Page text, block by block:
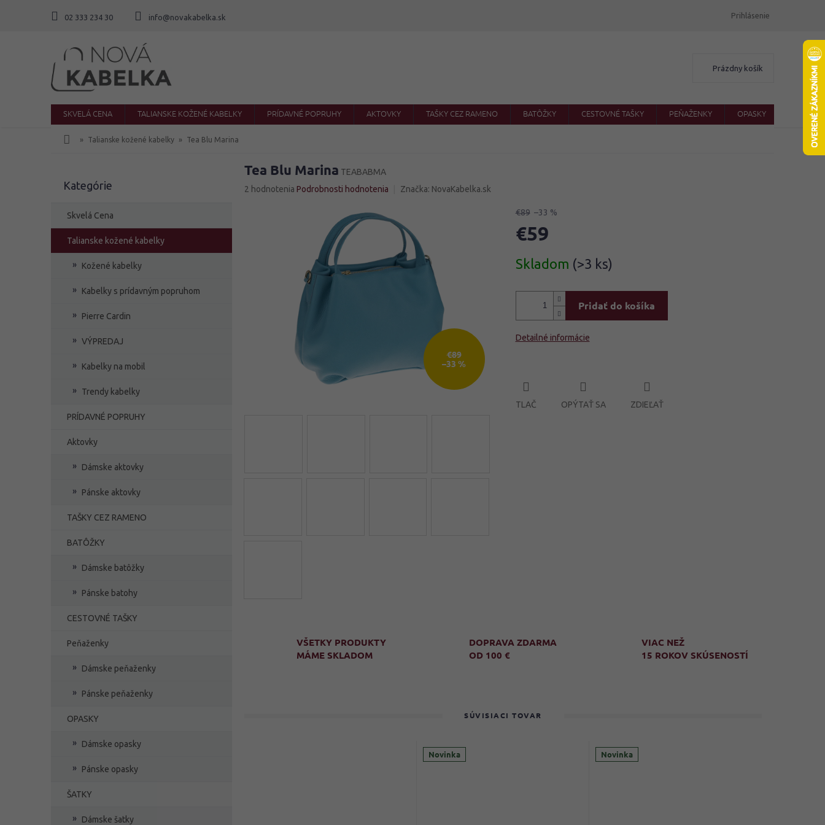
02 333 234 30 info@novakabelka.sk Prihlásenie
Nákupný
Prázdny košík
SKVELÁ CENA TALIANSKE KOŽENÉ KABELKY PRÍDAVNÉ POPRUHY AKTOVKY TAŠKY CEZ RAMENO BATÔŽKY CESTOVNÉ TAŠKY PEŇAŽENKY OPASKY ŠATKY
DomovTalianske kožené kabelky Tea Blu Marina
ý
a
Preskočiť
Kategórie
Skvelá Cena
Talianske kožené kabelky
Kožené kabelky
Kabelky s prídavným popruhom
Pierre Cardin
VÝPREDAJ
Kabelky na mobil
Trendy kabelky
PRÍDAVNÉ POPRUHY
Aktovky
Dámske aktovky
Pánske aktovky
TAŠKY CEZ RAMENO
BATÔŽKY
Dámske batôžky
Pánske batohy
CESTOVNÉ TAŠKY
Peňaženky
Dámske peňaženky
Pánske peňaženky
OPASKY
Dámske opasky
Pánske opasky
ŠATKY
Dámske šatky
Tea Blu Marina TEABABMA
Priemerné
2 hodnotenia Podrobnosti hodnotenia Značka: NovaKabelka.sk
€89
–33 %
€89 –33 %
€59
cena:
Skladom (>3 ks)
Pridať do košíka
Detailné informácie
TLAČ OPÝTAŤ SA ZDIEĽAŤ
VŠETKY PRODUKTY
MÁME SKLADOM
DOPRAVA ZDARMA
OD 100 €
VIAC NEŽ
15 ROKOV SKÚSENOSTÍ
SÚVISIACI TOVAR
Novinka Novinka